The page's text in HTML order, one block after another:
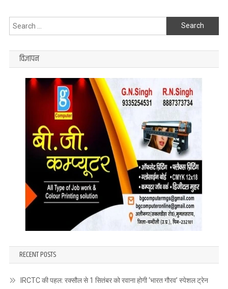
ने
हम
इस
बच्ची
फर्ज
निभा
रहे
हैं?”
Search
for:
विज्ञापन
RECENT POSTS
IRCTC की पहल: रक्सौल से 1 सितंबर को रवाना होगी ‘भारत गौरव’ स्पेशल ट्रेन